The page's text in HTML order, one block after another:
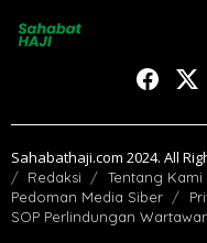
Sahabathaji.com 2024. All
Redaksi Tentang Kami
Pedoman Media Siber
SOP Perlindungan